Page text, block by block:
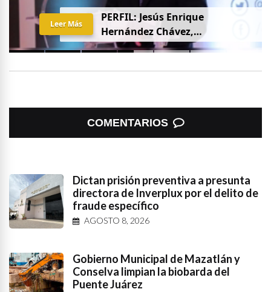
PERFIL: Jesús Enrique
Hernández Chávez,
“Chuquiqui”
Leer Más
COMENTARIOS
Dictan prisión preventiva a presunta
directora de Inverplux por el delito de
fraude específico
AGOSTO 8, 2026
Gobierno Municipal de Mazatlán y
Conselva limpian la biobarda del
Puente Juárez